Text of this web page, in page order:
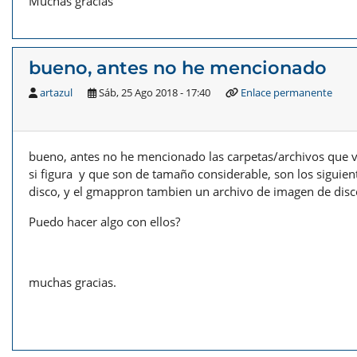
bueno, antes no he mencionado
artazul Sáb, 25 Ago 2018 - 17:40 Enlace permanente
bueno, antes no he mencionado las carpetas/archivos
si figura y que son de tamaño considerable, son los
disco, y el gmappron tambien un archivo de imagen de
Puedo hacer algo con ellos?
muchas gracias.